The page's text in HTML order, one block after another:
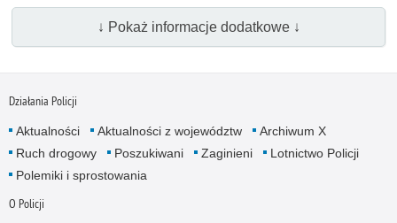
↓ Pokaż informacje dodatkowe ↓
Działania Policji
Aktualności Aktualności z województw
Archiwum X
Ruch drogowy
Poszukiwani Zaginieni
Lotnictwo Policji
Polemiki i sprostowania
O Policji